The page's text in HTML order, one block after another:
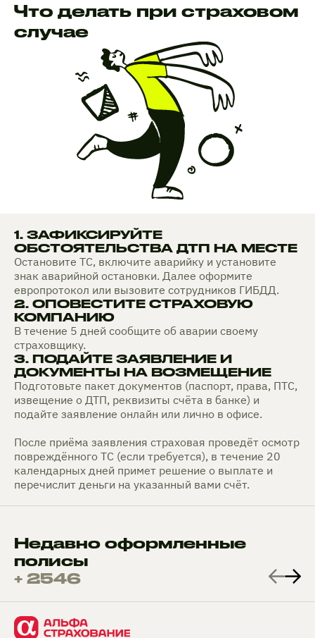
Что делать при страховом
случае
1. ЗАФИКСИРУЙТЕ
ОБСТОЯТЕЛЬСТВА ДТП НА МЕСТЕ
Остановите ТС, включите аварийку и установите
знак аварийной остановки. Далее оформите
европротокол или вызовите сотрудников ГИБДД.
2. ОПОВЕСТИТЕ СТРАХОВУЮ
КОМПАНИЮ
В течение 5 дней сообщите об аварии своему
страховщику.
3. ПОДАЙТЕ ЗАЯВЛЕНИЕ И
ДОКУМЕНТЫ НА ВОЗМЕЩЕНИЕ
Подготовьте пакет документов (паспорт, права, ПТС,
извещение о ДТП, реквизиты счёта в банке) и
подайте заявление онлайн или лично в офисе.
После приёма заявления страховая проведёт осмотр
повреждённого ТС (если требуется), в течение 20
календарных дней примет решение о выплате и
перечислит деньги на указанный вами счёт.
Недавно оформленные
полисы
+ 2546